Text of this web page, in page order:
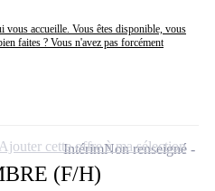
vous accueille. Vous êtes disponible, vous
faites ? Vous n'avez pas forcément
(F/H)
IntérimNon renseigné
Ajouter cette offre à ma sélection